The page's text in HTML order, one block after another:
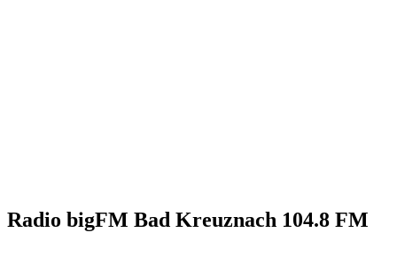
Radio bigFM Bad Kreuznach 104.8 FM